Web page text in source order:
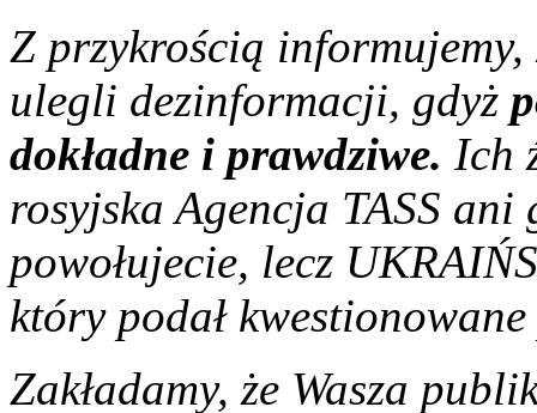
Z przykrością
ulegli dezinformacji, gdyż
dokładne i prawdziwe. Ich
rosyjska Agencja TASS
powołujecie, lecz
który podał
Zakładamy, że Wasza